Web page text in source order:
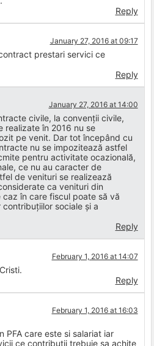
Reply
January 27, 2016 at 09:17
prestari servici ce
Reply
January 27, 2016 at 14:00
civile, la convenții civile,
realizate în 2016 nu se
pe venit. Dar tot începând cu
nu se impozitează astfel
pentru activitate ocazională,
ce nu au caracter de
de venituri se realizează
ca venituri din
în care fiscul poate să vă
sociale și a
Reply
February 1, 2016 at 14:07
Reply
February 1, 2016 at 16:03
PFA care este si salariat iar
ce contributii trebuie sa achite